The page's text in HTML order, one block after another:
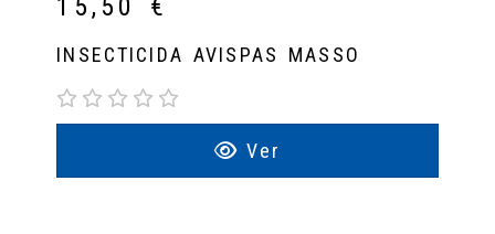
15,50 €
INSECTICIDA AVISPAS MASSO
Ver